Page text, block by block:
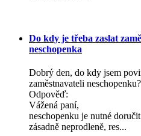
Do kdy je třeba zaslat
neschopenka
Dobrý den, do kdy jsem
zaměstnavateli neschopenku?
Odpověď:
Vážená paní,
neschopenku je nutné
zásadně neprodleně, res...